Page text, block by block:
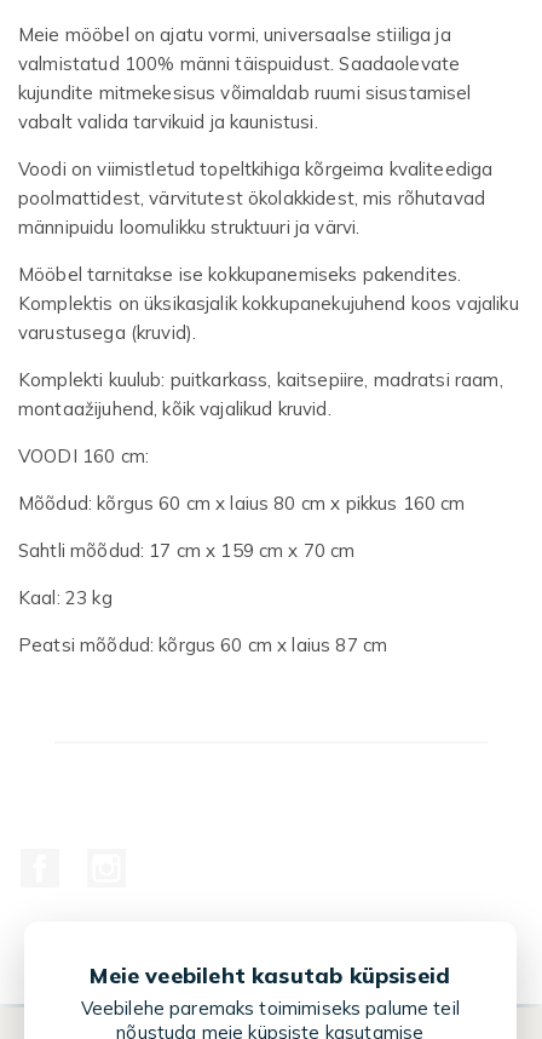
Meie mööbel on ajatu vormi, universaalse stiiliga ja
valmistatud 100% männi täispuidust. Saadaolevate
kujundite mitmekesisus võimaldab ruumi sisustamisel
vabalt valida tarvikuid ja kaunistusi.
Voodi on viimistletud topeltkihiga kõrgeima kvaliteediga
poolmattidest, värvitutest ökolakkidest, mis rõhutavad
männipuidu loomulikku struktuuri ja värvi.
Mööbel tarnitakse ise kokkupanemiseks pakendites.
Komplektis on üksikasjalik kokkupanekujuhend koos vajaliku
varustusega (kruvid).
Komplekti kuulub: puitkarkass, kaitsepiire, madratsi raam,
montaažijuhend, kõik vajalikud kruvid.
VOODI 160 cm:
Mõõdud: kõrgus 60 cm x laius 80 cm x pikkus 160 cm
Sahtli mõõdud: 17 cm x 159 cm x 70 cm
Kaal: 23 kg
Peatsi mõõdud: kõrgus 60 cm x laius 87 cm
Meie veebileht kasutab küpsiseid
Veebilehe paremaks toimimiseks palume teil
nõustuda meie küpsiste kasutamise